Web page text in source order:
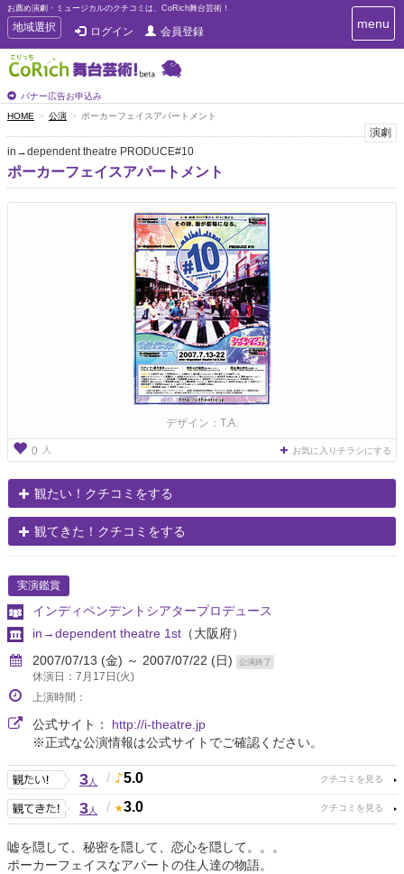
お薦め演劇・ミュージカルのクチコミは、CoRich舞台芸術！
T
o
g
g
e
n
a
v
i
g
地域選択 ログイン 会員登録
バナー広告お申込み
T
o
i
g
menu
HOME 公演 ポーカーフェイスアパートメント
演劇
in→dependent theatre PRODUCE#10
ポーカーフェイスアパートメント
デザイン：T.A.
0 人 お気に入りチラシにする
観たい！クチコミをする
観てきた！クチコミをする
実演鑑賞
インディペンデントシアタープロデュース
in→dependent theatre 1st （大阪府）
2007/07/13 (金) ～ 2007/07/22 (日)
公演終了
休演日：7月17日(火)
上演時間：
公式サイト： http://i-theatre.jp
※正式な公演情報は公式サイトでご確認ください。
3人 / 5.0
3人 / 3.0
嘘を隠して、秘密を隠して、恋心を隠して。。。
ポーカーフェイスなアパートの住人達の物語。